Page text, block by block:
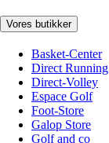
Vores butikker
Basket-Center
Direct Running
Direct-Volley
Espace Golf
Foot-Store
Galop Store
Golf and co